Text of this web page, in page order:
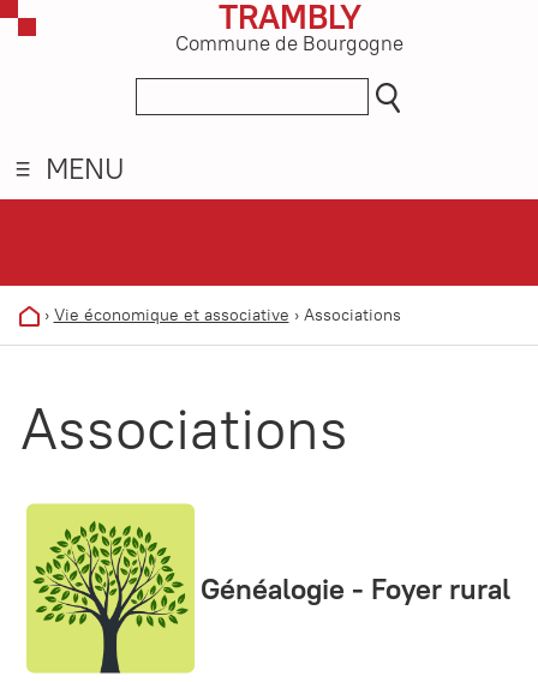
TRAMBLY
Commune de Bourgogne
MENU
› Vie économique et associative › Associations
Associations
Généalogie - Foyer rural